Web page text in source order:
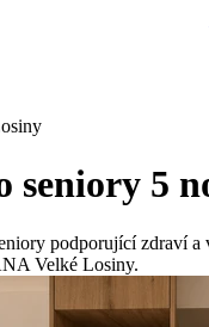
seniory 5
podporující zdraví a
Velké Losiny.